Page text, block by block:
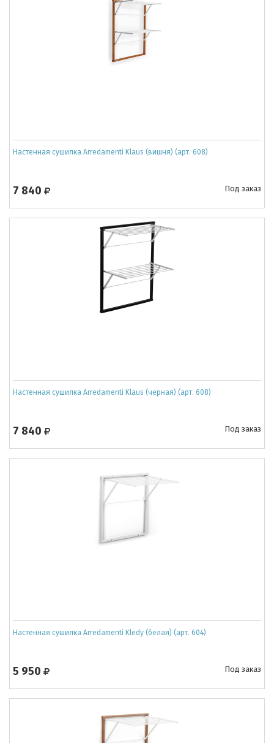
Настенная сушилка Arredamenti Klaus (вишня) (арт. 608)
7 840 Под заказ
Настенная сушилка Arredamenti Klaus (черная) (арт. 608)
7 840 Под заказ
Настенная сушилка Arredamenti Kledy (белая) (арт. 604)
5 950 Под заказ